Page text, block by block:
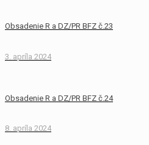
Obsadenie R a DZ/PR BFZ č.23
3. apríla 2024
Obsadenie R a DZ/PR BFZ č.24
8. apríla 2024